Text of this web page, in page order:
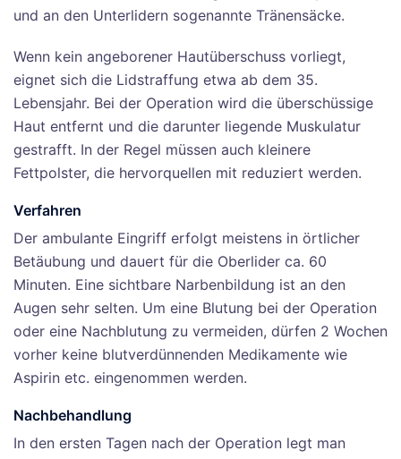
und an den Unterlidern sogenannte Tränensäcke.
Wenn kein angeborener Hautüberschuss vorliegt,
eignet sich die Lidstraffung etwa ab dem 35.
Lebensjahr. Bei der Operation wird die überschüssige
Haut entfernt und die darunter liegende Muskulatur
gestrafft. In der Regel müssen auch kleinere
Fettpolster, die hervorquellen mit reduziert werden.
Verfahren
Der ambulante Eingriff erfolgt meistens in örtlicher
Betäubung und dauert für die Oberlider ca. 60
Minuten. Eine sichtbare Narbenbildung ist an den
Augen sehr selten. Um eine Blutung bei der Operation
oder eine Nachblutung zu vermeiden, dürfen 2 Wochen
vorher keine blutverdünnenden Medikamente wie
Aspirin etc. eingenommen werden.
Nachbehandlung
In den ersten Tagen nach der Operation legt man